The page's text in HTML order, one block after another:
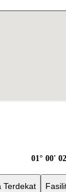
01° 00'
Terdekat